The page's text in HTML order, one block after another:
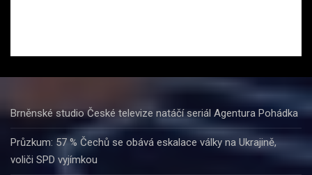
Brněnské studio České televize natáčí seriál Agentura Pohádka
Průzkum: 57 % Čechů se obává eskalace války na Ukrajině,
voliči SPD vyjímkou